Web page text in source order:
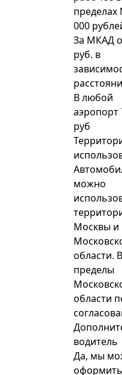
000
За МКАД
руб. в
В любой
аэропорт
руб
можно
Москвы и
области.
пределы
области
водитель
Да, мы